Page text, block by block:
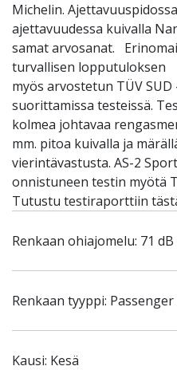
Michelin.
ajettavuudessa kuivalla
samat arvosanat.
turvallisen lopputuloksen
myös arvostetun TÜV
suorittamissa testeissä.
kolmea johtavaa
mm. pitoa kuivalla ja
vierintävastusta. AS-2
onnistuneen testin myötä
Tutustu testiraporttiin
Renkaan ohiajomelu: 71 dB
Renkaan tyyppi: Passenger
Kausi: Kesä